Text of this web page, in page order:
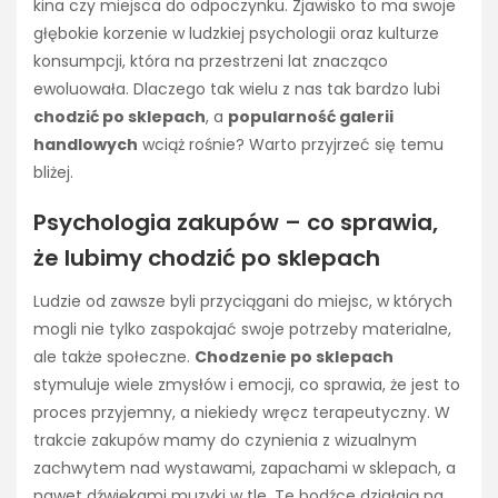
kina czy miejsca do odpoczynku. Zjawisko to ma swoje
głębokie korzenie w ludzkiej psychologii oraz kulturze
konsumpcji, która na przestrzeni lat znacząco
ewoluowała. Dlaczego tak wielu z nas tak bardzo lubi
chodzić po sklepach, a popularność galerii
handlowych wciąż rośnie? Warto przyjrzeć się temu
bliżej.
Psychologia zakupów – co sprawia,
że lubimy chodzić po sklepach
Ludzie od zawsze byli przyciągani do miejsc, w których
mogli nie tylko zaspokajać swoje potrzeby materialne,
ale także społeczne. Chodzenie po sklepach
stymuluje wiele zmysłów i emocji, co sprawia, że jest to
proces przyjemny, a niekiedy wręcz terapeutyczny. W
trakcie zakupów mamy do czynienia z wizualnym
zachwytem nad wystawami, zapachami w sklepach, a